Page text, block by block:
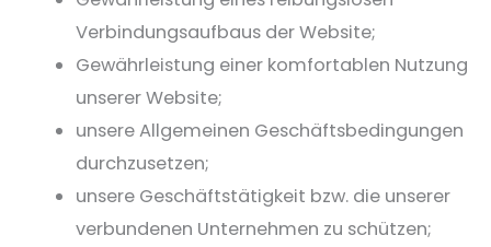
Verbindungsaufbaus der Website;
Gewährleistung einer komfortablen Nutzung
unserer Website;
unsere Allgemeinen Geschäftsbedingungen
durchzusetzen;
unsere Geschäftstätigkeit bzw. die unserer
verbundenen Unternehmen zu schützen;